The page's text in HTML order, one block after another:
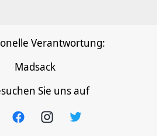
Verantwortung:
Madsack
Sie uns auf